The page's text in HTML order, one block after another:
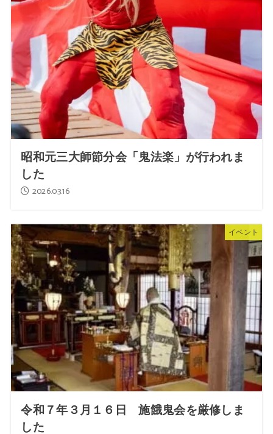
昭和元三大師節分会「鬼法楽」が行われま
した
2026.03.16
イベント
令和７年３月１６日 施餓鬼会を厳修しま
した